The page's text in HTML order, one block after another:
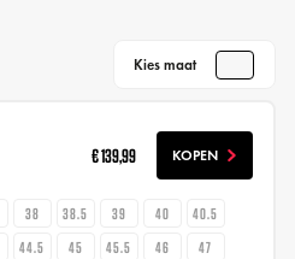
Kies maat
€ 139,99 KOPEN
38 38.5 39 40
40.5
44.5 45 45.5 46
47